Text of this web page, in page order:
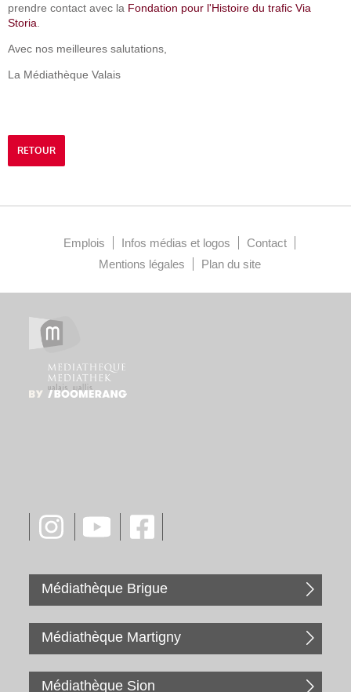
prendre contact avec la Fondation pour l'Histoire du trafic Via
Storia
Avec nos meilleures salutations,
La Médiathèque Valais
RETOUR
Emplois Infos médias et logos
Contact
Mentions légales
Plan du site
Médiathèque Brigue
Médiathèque Martigny
Médiathèque Sion